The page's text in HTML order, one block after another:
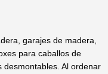
garajes de madera,
para caballos de
desmontables. Al ordenar